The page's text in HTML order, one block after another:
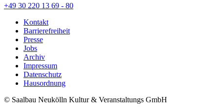
+49 30 220 13 69 - 80
Kontakt
Barrierefreiheit
Presse
Jobs
Archiv
Impressum
Datenschutz
Hausordnung
© Saalbau Neukölln Kultur & Veranstaltungs GmbH